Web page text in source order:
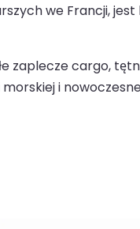
we Francji,
zaplecze cargo,
i